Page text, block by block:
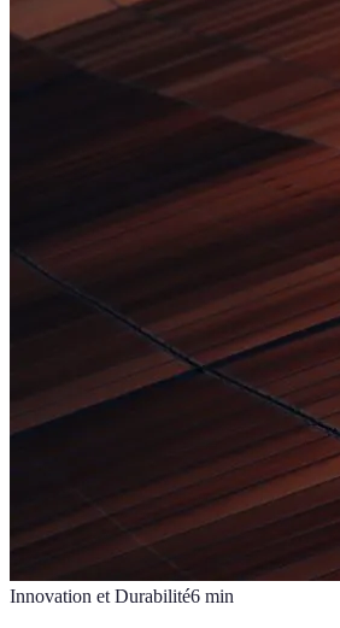
Innovation et Durabilité6 min